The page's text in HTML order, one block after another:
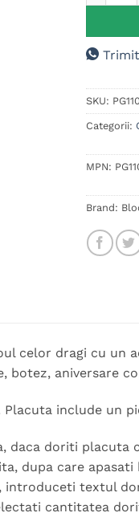
SKU: PG110
Categorii:
MPN:
Brand:
celor dragi cu
botez, aniversare
Placuta include un
daca doriti placuta
dupa care
introduceti textul
cantitatea